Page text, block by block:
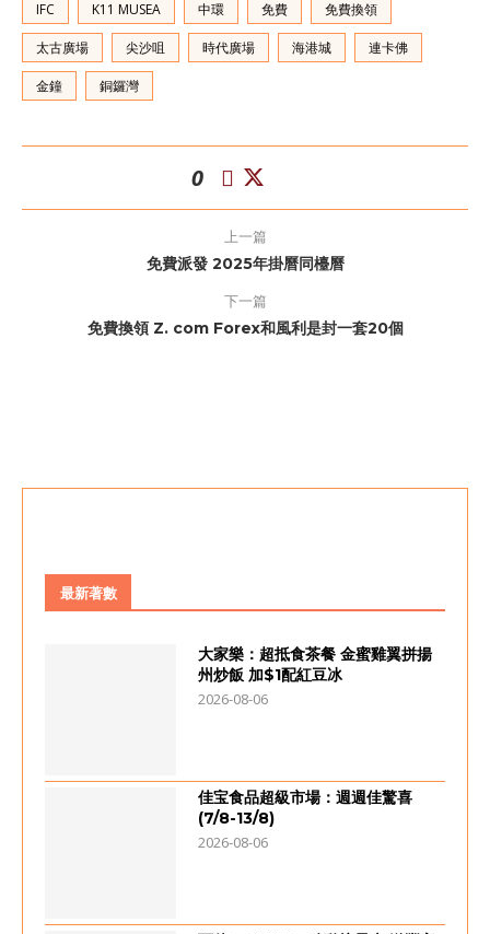
IFC K11 MUSEA 中環 免費 免費換領
太古廣場 尖沙咀 時代廣場 海港城 連卡佛
金鐘 銅鑼灣
0
上一篇
免費派發 2025年掛曆同檯曆
下一篇
免費換領 Z. com Forex和風利是封一套20個
最新著數
大家樂：超抵食茶餐 金蜜雞翼拼揚
州炒飯 加$1配紅豆冰
2026-08-06
佳宝食品超級市場：週週佳驚喜
(7/8-13/8)
2026-08-06